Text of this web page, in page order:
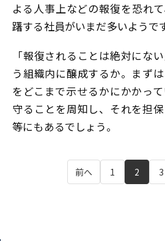
よる人事上などの報復を恐れ
躇する社員がいまだ多いようで
「報復されることは絶対にな
う組織内に醸成するか。まず
をどこまで示せるかにかかっ
守ることを周知し、それを担
等にもあるでしょう。
前へ 1 2 3